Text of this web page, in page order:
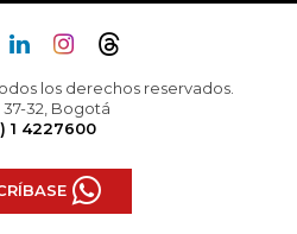
los derechos reservados.
37-32, Bogotá
1 4227600